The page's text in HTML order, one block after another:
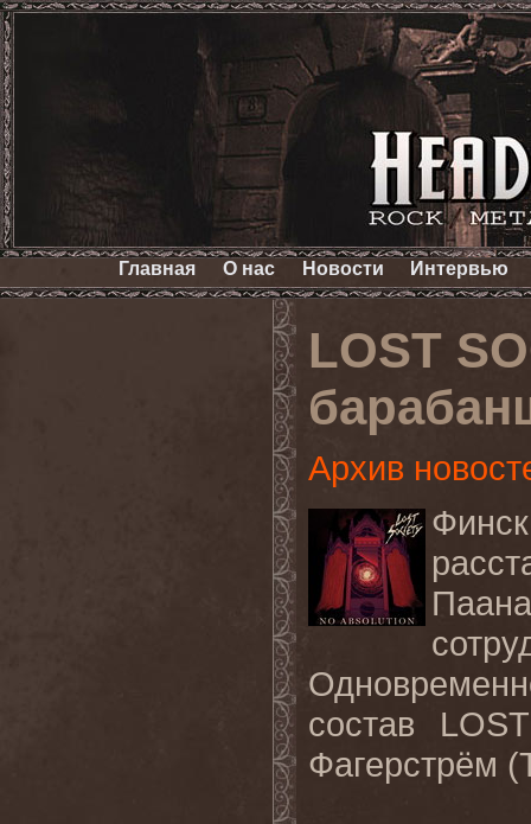
Главная О нас Новости Интервью
LOST
Архив
состав
Фагерстрём